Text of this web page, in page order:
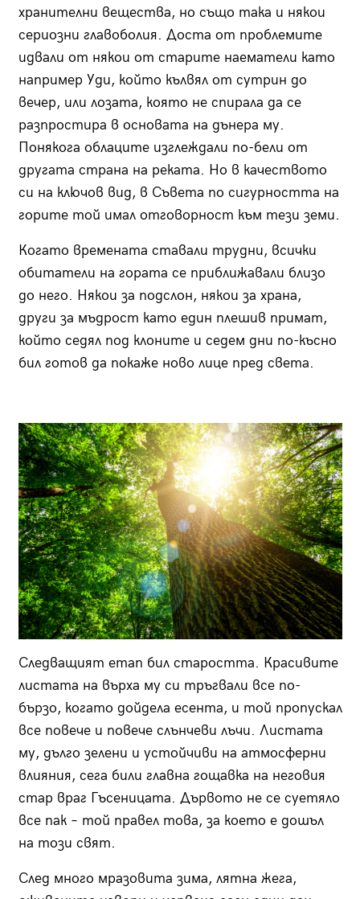
хранителни вещества, но също така и някои
сериозни главоболия. Доста от проблемите
идвали от някои от старите наематели като
например Уди, който кълвял от сутрин до
вечер, или лозата, която не спирала да се
разпростира в основата на дънера му.
Понякога облаците изглеждали по-бели от
другата страна на реката. Но в качеството
си на ключов вид, в Съвета по сигурността на
горите той имал отговорност към тези земи.
Когато времената ставали трудни, всички
обитатели на гората се приближавали близо
до него. Някои за подслон, някои за храна,
други за мъдрост като един плешив примат,
който седял под клоните и седем дни по-късно
бил готов да покаже ново лице пред света.
Следващият етап бил старостта. Красивите
листата на върха му си тръгвали все по-
бързо, когато дойдела есента, и той пропускал
все повече и повече слънчеви лъчи. Листата
му, дълго зелени и устойчиви на атмосферни
влияния, сега били главна гощавка на неговия
стар враг Гъсеницата. Дървото не се суетяло
все пак – той правел това, за което е дошъл
на този свят.
След много мразовита зима, лятна жега,